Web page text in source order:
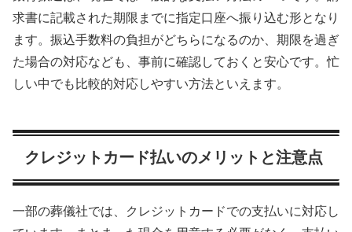
求書に記載された期限までに指定口座へ振り込む形となり
ます。振込手数料の負担がどちらになるのか、期限を過ぎ
た場合の対応なども、事前に確認しておくと安心です。忙
しい中でも比較的対応しやすい方法といえます。
クレジットカード払いのメリットと注意点
一部の葬儀社では、クレジットカードでの支払いに対応し